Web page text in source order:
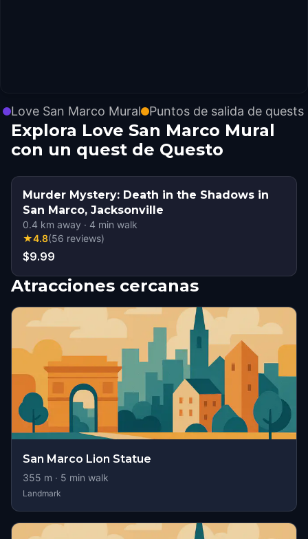
Love San Marco Mural Puntos de salida de quests
Explora Love San Marco Mural
con un quest de Questo
Murder Mystery: Death in the Shadows in
San Marco, Jacksonville
0.4 km away · 4 min walk
★4.8(56 reviews)
$9.99
Atracciones cercanas
San Marco Lion Statue
355 m · 5 min walk
Landmark